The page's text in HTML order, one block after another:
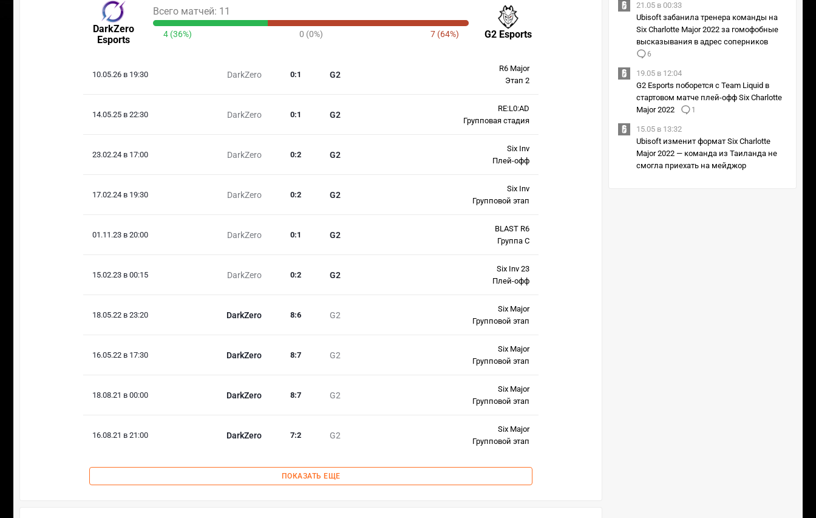
DarkZero
Esports
G2 Esports
Всего матчей: 11
4 (36%) 0 (0%) 7 (64%)
10.05.26 в 19:30 DarkZero G2
0:1
R6 Major
Этап 2
14.05.25 в 22:30 DarkZero G2
0:1
RE:L0:AD
Групповая стадия
23.02.24 в 17:00 DarkZero G2
0:2
Six Inv
Плей-офф
17.02.24 в 19:30 DarkZero G2
0:2
Six Inv
Групповой этап
01.11.23 в 20:00 DarkZero G2
0:1
BLAST R6
Группа С
15.02.23 в 00:15 DarkZero G2
0:2
Six Inv 23
Плей-офф
18.05.22 в 23:20 DarkZero G2
8:6
Six Major
Групповой этап
16.05.22 в 17:30 DarkZero G2
8:7
Six Major
Групповой этап
18.08.21 в 00:00 DarkZero G2
8:7
Six Major
Групповой этап
16.08.21 в 21:00 DarkZero G2
7:2
Six Major
Групповой этап
ПОКАЗАТЬ ЕЩЕ
21.05 в 00:33
Ubisoft забанила тренера команды на
Six Charlotte Major 2022 за гомофобные
высказывания в адрес соперников
6
19.05 в 12:04
G2 Esports поборется с Team Liquid в
стартовом матче плей-офф Six Charlotte
Major 2022
1
15.05 в 13:32
Ubisoft изменит формат Six Charlotte
Major 2022 — команда из Таиланда не
смогла приехать на мейджор